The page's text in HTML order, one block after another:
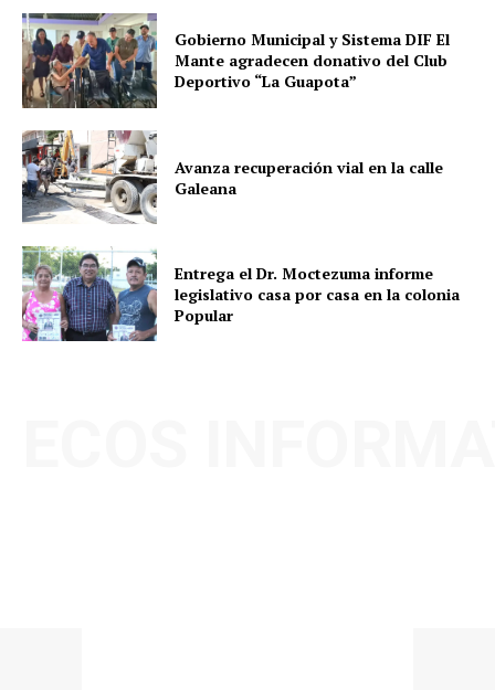
Gobierno Municipal y Sistema DIF El
Mante agradecen donativo del Club
Deportivo “La Guapota”
Avanza recuperación vial en la calle
Galeana
Entrega el Dr. Moctezuma informe
legislativo casa por casa en la colonia
Popular